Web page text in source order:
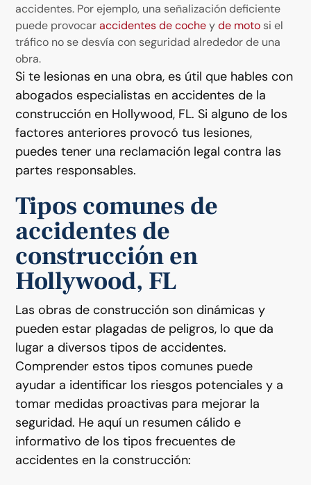
accidentes. Por ejemplo, una señalización deficiente
puede provocaraccidentes de cocheyde moto si el
tráfico no se desvía con seguridad alrededor de una
obra.
Si te lesionas en una obra, es útil que hables con
abogados especialistas en accidentes de la
construcción en Hollywood, FL. Si alguno de los
factores anteriores provocó tus lesiones,
puedes tener una reclamación legal contra las
partes responsables.
Tipos comunes de
accidentes de
construcción en
Hollywood, FL
Las obras de construcción son dinámicas y
pueden estar plagadas de peligros, lo que da
lugar a diversos tipos de accidentes.
Comprender estos tipos comunes puede
ayudar a identificar los riesgos potenciales y a
tomar medidas proactivas para mejorar la
seguridad. He aquí un resumen cálido e
informativo de los tipos frecuentes de
accidentes en la construcción: